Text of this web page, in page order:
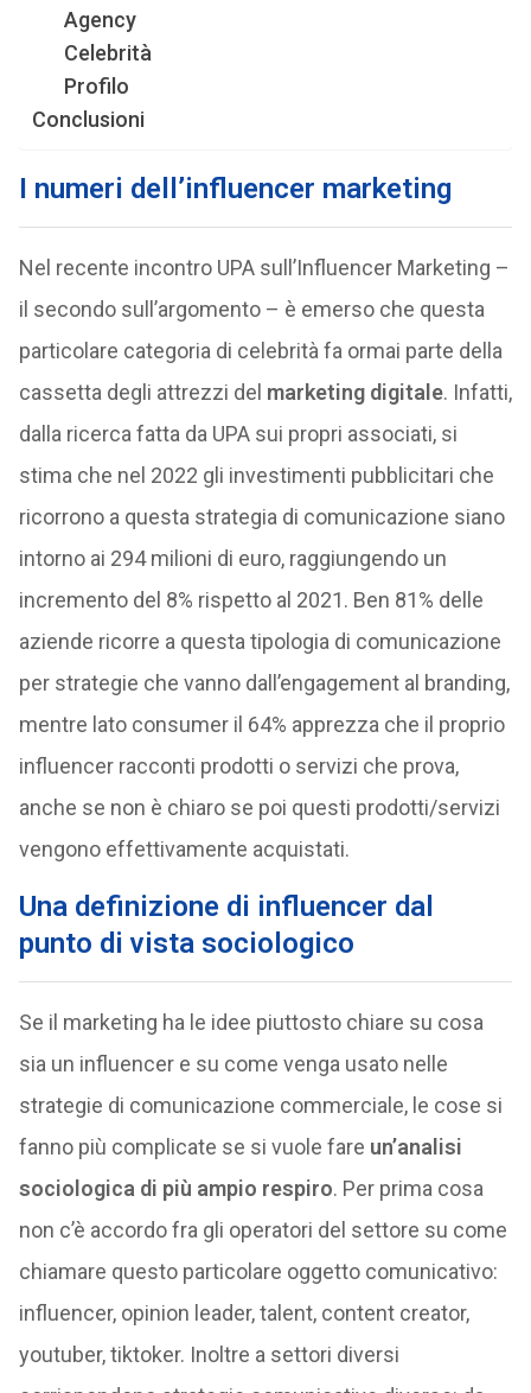
Agency
Celebrità
Profilo
Conclusioni
I numeri dell’influencer marketing
Nel recente incontro UPA sull’Influencer Marketing –
il secondo sull’argomento – è emerso che questa
particolare categoria di celebrità fa ormai parte della
cassetta degli attrezzi del marketing digitale. Infatti,
dalla ricerca fatta da UPA sui propri associati, si
stima che nel 2022 gli investimenti pubblicitari che
ricorrono a questa strategia di comunicazione siano
intorno ai 294 milioni di euro, raggiungendo un
incremento del 8% rispetto al 2021. Ben 81% delle
aziende ricorre a questa tipologia di comunicazione
per strategie che vanno dall’engagement al branding,
mentre lato consumer il 64% apprezza che il proprio
influencer racconti prodotti o servizi che prova,
anche se non è chiaro se poi questi prodotti/servizi
vengono effettivamente acquistati.
Una definizione di influencer dal
punto di vista sociologico
Se il marketing ha le idee piuttosto chiare su cosa
sia un influencer e su come venga usato nelle
strategie di comunicazione commerciale, le cose si
fanno più complicate se si vuole fare un’analisi
sociologica di più ampio respiro. Per prima cosa
non c’è accordo fra gli operatori del settore su come
chiamare questo particolare oggetto comunicativo:
influencer, opinion leader, talent, content creator,
youtuber, tiktoker. Inoltre a settori diversi